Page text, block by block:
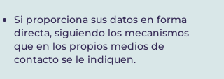
Si proporciona sus datos en forma
directa, siguiendo los mecanismos
que en los propios medios de
contacto se le indiquen.